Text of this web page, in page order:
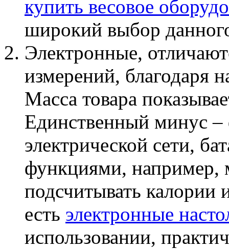
купить весовое
широкий выбор
Электронные,
измерений, благодаря
Масса товара
Единственный минус
электрической сети,
функциями, например,
подсчитывать
есть электронные
использовании,